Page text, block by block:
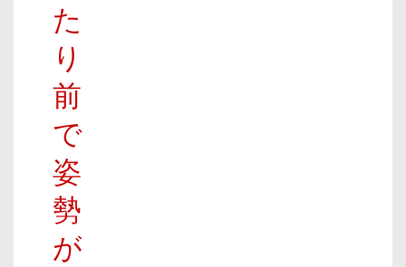
た
り
前
で
姿
勢
が